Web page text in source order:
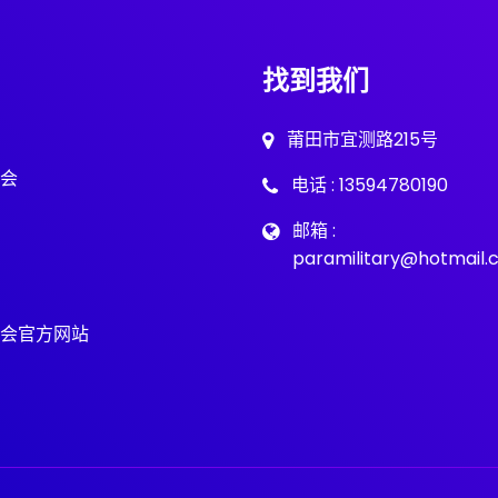
官方网站
找到我们
莆田市宜测路215号
电话 : 13594780190
邮箱 :